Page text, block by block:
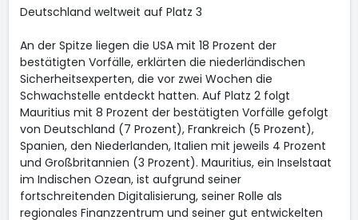
Deutschland weltweit auf Platz 3
An der Spitze liegen die USA mit 18 Prozent der
bestätigten Vorfälle, erklärten die niederländischen
Sicherheitsexperten, die vor zwei Wochen die
Schwachstelle entdeckt hatten. Auf Platz 2 folgt
Mauritius mit 8 Prozent der bestätigten Vorfälle gefolgt
von Deutschland (7 Prozent), Frankreich (5 Prozent),
Spanien, den Niederlanden, Italien mit jeweils 4 Prozent
und Großbritannien (3 Prozent). Mauritius, ein Inselstaat
im Indischen Ozean, ist aufgrund seiner
fortschreitenden Digitalisierung, seiner Rolle als
regionales Finanzzentrum und seiner gut entwickelten